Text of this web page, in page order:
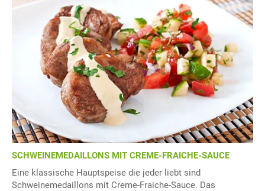
SCHWEINEMEDAILLONS MIT CREME-FRAICHE-SAUCE
Eine klassische Hauptspeise die jeder liebt sind
Schweinemedaillons mit Creme-Fraiche-Sauce. Das